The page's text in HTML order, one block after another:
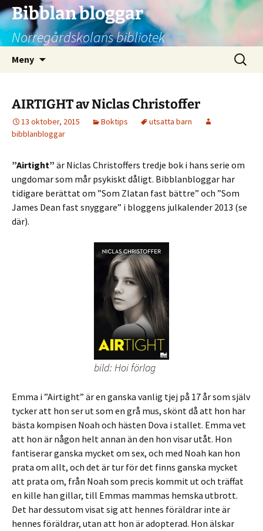
Bibblan bloggar
Norregårdskolans bibliotek
Meny
Sök
efter:
AIRTIGHT av Niclas Christoffer
13 oktober, 2015 Boktips
utsatta barn
bibblanbloggar
”Airtight” är Niclas Christoffers tredje bok i hans serie om
ungdomar som mår psykiskt dåligt. Bibblanbloggar har
tidigare berättat om ”Som Zlatan fast bättre” och ”Som
James Dean fast snyggare” i bloggens julkalender 2013 (se
där).
bild: Hoi förlag
Emma i ”Airtight” är en ganska vanlig tjej på 17 år som själv
tycker att hon ser ut som en grå mus, skönt då att hon har
bästa kompisen Noah och hästen Dova i stallet. Emma vet
att hon är någon helt annan än den hon visar utåt. Hon
fantiserar ganska mycket om sex, och med Noah kan hon
prata om allt, och det är tur för det finns ganska mycket
att prata om, från Noah som precis kommit ut och träffat
en kille han gillar, till Emmas mammas hemska utbrott.
Det har dessutom visat sig att hennes föräldrar inte är
hennes föräldrar, utan att hon är adopterad. Hon älskar